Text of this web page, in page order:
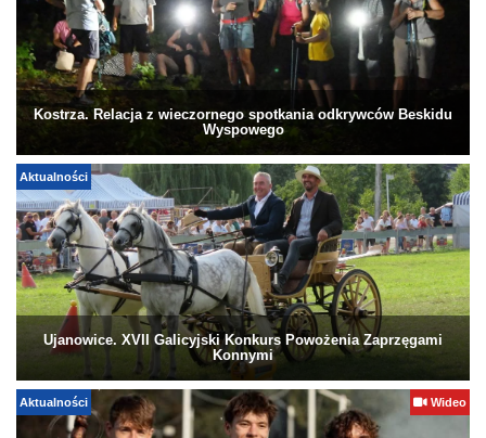
Kostrza. Relacja z wieczornego spotkania odkrywców Beskidu
Wyspowego
Aktualności
Ujanowice. XVII Galicyjski Konkurs Powożenia Zaprzęgami
Konnymi
Aktualności Wideo